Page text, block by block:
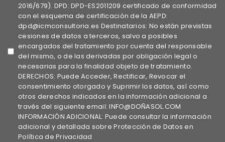
2016/679). DPD: DPD-ES2011209 certificado de conformidad
con el esquema de certificación de la AEPD:
dpd@icmconsultoria.es Destinatarios: No están previstas
cesiones de datos a terceros, salvo a posibles
encargados del tratamiento por cuenta del responsable
del mismo, o de las derivadas por obligación legal o
necesarias para la finalidad objeto de tratamiento.
DERECHOS: Puede Acceder, Rectificar, Revocar el
consentimiento otorgado y Suprimir los datos, así como
otros derechos indicados en la información adicional a
través del siguiente email: INFO@DOÑASOL.COM
INFORMACIÓN ADICIONAL: Puede consultar la información
adicional y detallada sobre Protección de Datos en
Política de Privacidad